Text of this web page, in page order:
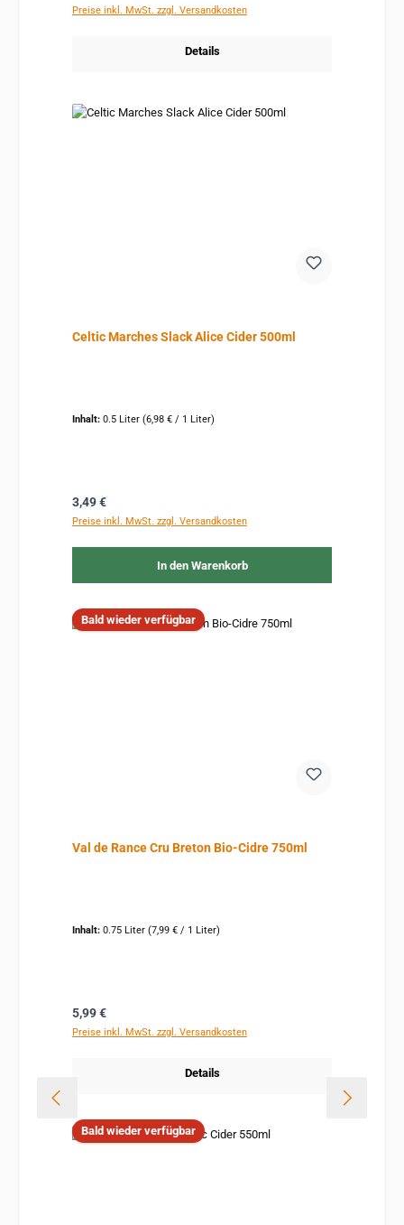
Preise inkl. MwSt. zzgl. Versandkosten
Details
Celtic Marches Slack Alice Cider 500ml
Inhalt: 0.5 Liter (6,98 € / 1 Liter)
Regulärer Preis:
3,49 €
Preise inkl. MwSt. zzgl. Versandkosten
In den Warenkorb
Bald wieder verfügbar
Val de Rance Cru Breton Bio-Cidre 750ml
Inhalt: 0.75 Liter (7,99 € / 1 Liter)
Regulärer Preis:
5,99 €
Preise inkl. MwSt. zzgl. Versandkosten
Details
Bald wieder verfügbar